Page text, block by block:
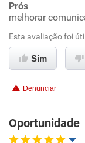
Ambiente de
Conciliação com
Não
Prós
melhorar
Esta avaliação foi
Sim
Denunciar
Oportunidade